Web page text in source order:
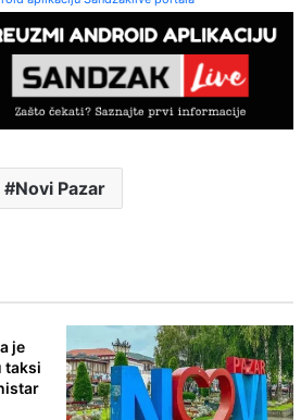
Novi Pazar
je
taksi